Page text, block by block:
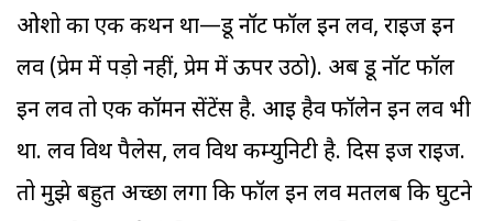
ओशो का एक कथन था—डू नॉट फॉल इन लव, राइज इन
लव (प्रेम में पड़ो नहीं, प्रेम में ऊपर उठो). अब डू नॉट फॉल
इन लव तो एक कॉमन सेंटेंस है. आइ हैव फॉलेन इन लव भी
था. लव विथ पैलेस, लव विथ कम्युनिटी है. दिस इज राइज.
तो मुझे बहुत अच्छा लगा कि फॉल इन लव मतलब कि घुटने